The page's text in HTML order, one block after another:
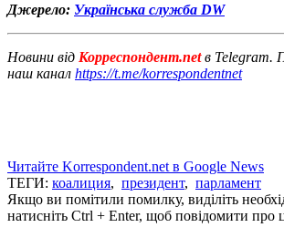
Джерело: Українська служба DW
Новини від Корреспондент.netв Telegram.
наш канал https://t.me/korrespondentnet
Читайте Korrespondent.net в Google News
ТЕГИ: коалиция, президент, парламент
Якщо ви помітили помилку, виділіть
натисніть Ctrl + Enter, щоб повідомити про